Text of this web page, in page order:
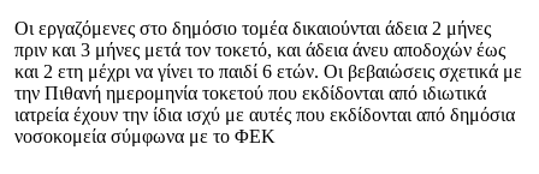
Οι εργαζόμενες στο δημόσιο τομέα δικαιούνται άδεια 2 μήνες
πριν και 3 μήνες μετά τον τοκετό, και άδεια άνευ αποδοχών έως
και 2 ετη μέχρι να γίνει το παιδί 6 ετών. Οι βεβαιώσεις σχετικά με
την Πιθανή ημερομηνία τοκετού που εκδίδονται από ιδιωτικά
ιατρεία έχουν την ίδια ισχύ με αυτές που εκδίδονται από δημόσια
νοσοκομεία σύμφωνα με το ΦΕΚ